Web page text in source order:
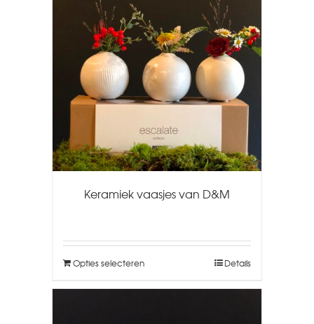
Keramiek vaasjes van D&M
Opties selecteren Details